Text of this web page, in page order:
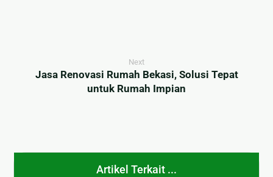
Next
Jasa Renovasi Rumah Bekasi, Solusi Tepat
untuk Rumah Impian
Artikel Terkait ...